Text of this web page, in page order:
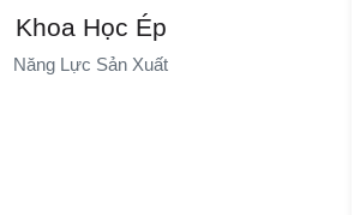
Khoa Học Ép
Năng Lực Sản Xuất
Số, Giảm Thiểu Khuyết Tật Và Biến Dạng.
Thực Đảm Bảo Hiệu Quả Ép Nhựa Cao.
Giảm Sự Phụ Thuộc Vào Con Người, Mang